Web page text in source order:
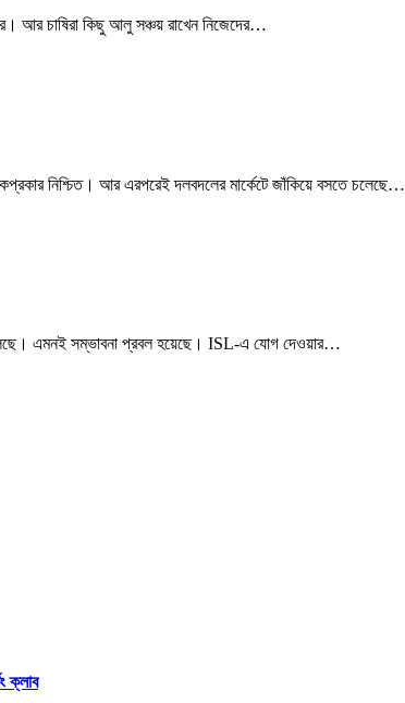
আর চাষিরা কিছু আলু সঞ্চয় রাখেন নিজেদের…
নিশ্চিত। আর এরপরেই দলবদলের মার্কেটে জাঁকিয়ে বসতে চলেছে…
এমনই সম্ভাবনা প্রবল হয়েছে। ISL-এ যোগ দেওয়ার…
ক্লাব